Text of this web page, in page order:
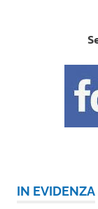
IN EVIDENZA